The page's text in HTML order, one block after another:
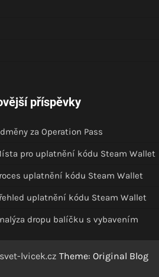
příspěvky
za Operation Pass
pro uplatnění kódu Steam Wallet
uplatnění kódu Steam Wallet
uplatnění kódu Steam Wallet
dropu balíčku s vybavením
lvicek.cz Theme: Original Blog